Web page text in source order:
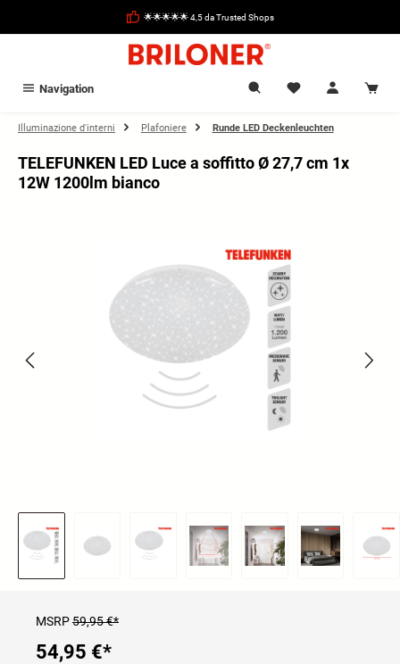
🌟🌟🌟🌟🌟 4,5 da Trusted Shops
Navigation
Illuminazione d'interni Plafoniere Runde LED Deckenleuchten
TELEFUNKEN LED Luce a soffitto Ø 27,7 cm 1x
12W 1200lm bianco
MSRP59,95 €*
54,95 €*